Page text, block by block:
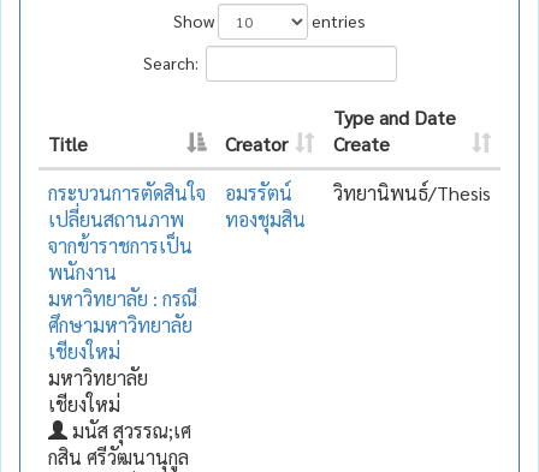
Show
entries
Search:
Title Creator
Type and Date
Create
กระบวนการตัดสินใจ
เปลี่ยนสถานภาพ
จากข้าราชการเป็น
พนักงาน
มหาวิทยาลัย : กรณี
ศึกษามหาวิทยาลัย
เชียงใหม่
มหาวิทยาลัย
เชียงใหม่
มนัส สุวรรณ;เศ
กสิน ศรีวัฒนานุกูล
อมรรัตน์
ทองชุมสิน
วิทยานิพนธ์/Thesis